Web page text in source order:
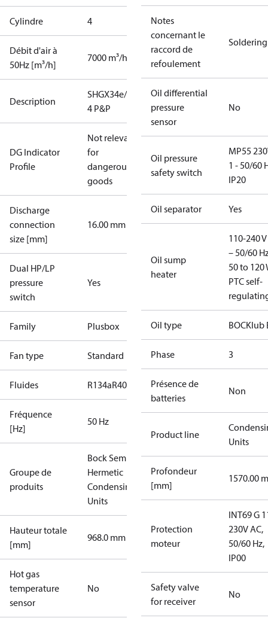
Cylindre 4
Débit d'air à
50Hz [m³/h]
7000 m³/h
Description
SHGX34e/380-
4 P&P
DG Indicator
Profile
Not relevant
for
dangerous
goods
Discharge
connection
size [mm]
16.00 mm
Dual HP/LP
pressure
switch
Yes
Family Plusbox
Fan type Standard
Fluides R134aR404A R407CR407FR448A R449A
Fréquence
[Hz]
50 Hz
Groupe de
produits
Bock Semi-
Hermetic
Condensing
Units
Hauteur totale
[mm]
968.0 mm
Hot gas
temperature
sensor
No
Notes
concernant le
raccord de
refoulement
Soldering
Oil differential
pressure
sensor
No
Oil pressure
safety switch
MP55
1 - 50/60
IP20
Oil separator Yes
Oil sump
heater
110-240
– 50/60
50 to 120
PTC self-
Oil type BOCKlub
Phase 3
Présence de
batteries
Non
Product line
Units
Profondeur
[mm]
1570.00
Protection
moteur
INT69 G
230V AC,
50/60 Hz,
IP00
Safety valve
for receiver
No